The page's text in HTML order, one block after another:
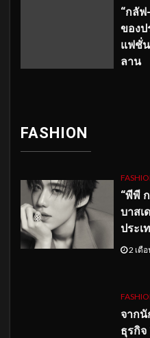
“กลั
ของป
แฟชั่
ลาน
FASHION
“พีพี
บาสเ
ประเ
2 เดือ
จากนั
ธุรกิจ